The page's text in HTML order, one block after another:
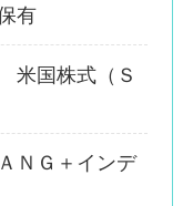
有
国株式（Ｓ
ＮＧ＋インデ